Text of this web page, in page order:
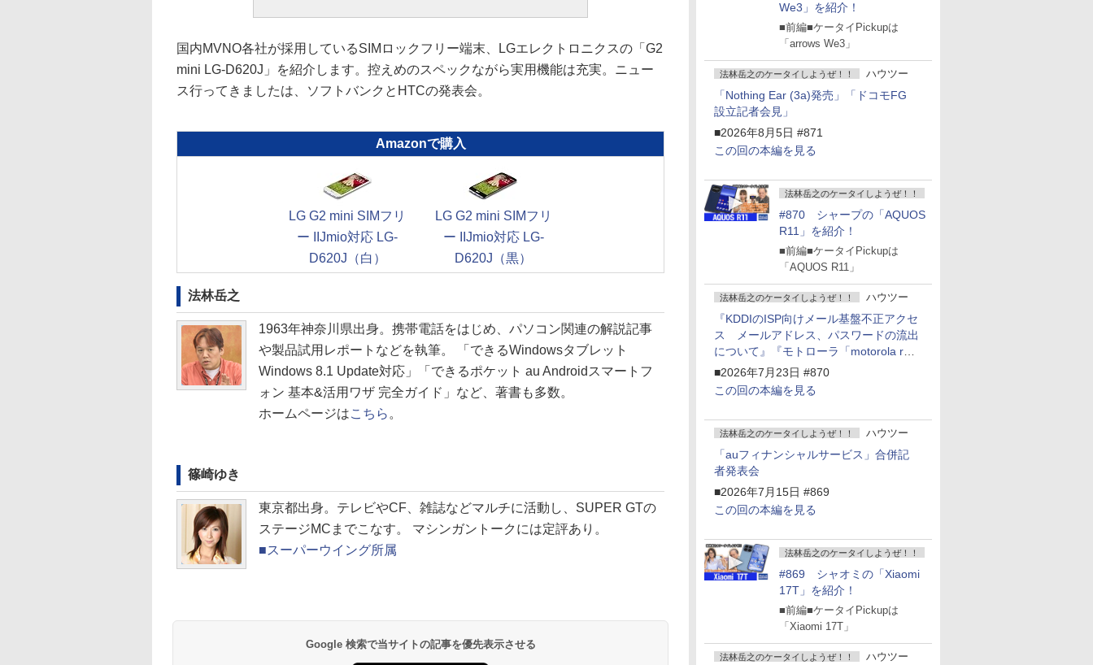
We3」を紹介！
■前編■ケータイPickupは
「arrows We3」
法林岳之のケータイしようぜ！！ ハウツー
「Nothing Ear (3a)発売」「ドコモFG
設立記者会見」
■2026年8月5日 #871
この回の本編を見る
法林岳之のケータイしようぜ！！
#870 シャープの「AQUOS
R11」を紹介！
■前編■ケータイPickupは
「AQUOS R11」
法林岳之のケータイしようぜ！！ ハウツー
『KDDIのISP向けメール基盤不正アクセ
ス メールアドレス、パスワードの流出
について』『モトローラ「motorola razr
fold」発表』『サムスン「Galaxy
Unpacked」開催』
■2026年7月23日 #870
この回の本編を見る
法林岳之のケータイしようぜ！！ ハウツー
「auフィナンシャルサービス」合併記
者発表会
■2026年7月15日 #869
この回の本編を見る
法林岳之のケータイしようぜ！！
#869 シャオミの「Xiaomi
17T」を紹介！
■前編■ケータイPickupは
「Xiaomi 17T」
法林岳之のケータイしようぜ！！ ハウツー
国内MVNO各社が採用しているSIMロックフリー端末、LGエレクトロニクスの「G2
mini LG-D620J」を紹介します。控えめのスペックながら実用機能は充実。ニュー
ス行ってきましたは、ソフトバンクとHTCの発表会。
Amazonで購入
LG G2 mini SIMフリ
ー IIJmio対応 LG-
D620J（白）
LG G2 mini SIMフリ
ー IIJmio対応 LG-
D620J（黒）
法林岳之
1963年神奈川県出身。携帯電話をはじめ、パソコン関連の解説記事
や製品試用レポートなどを執筆。 「できるWindowsタブレット
Windows 8.1 Update対応」「できるポケット au Androidスマートフ
ォン 基本&活用ワザ 完全ガイド」など、著書も多数。
ホームページはこちら 。
篠崎ゆき
東京都出身。テレビやCF、雑誌などマルチに活動し、SUPER GTの
ステージMCまでこなす。 マシンガントークには定評あり。
■スーパーウイング所属
Google 検索で当サイトの記事を優先表示させる